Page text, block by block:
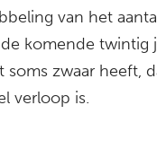
van het
komende twintig
soms zwaar heeft,
verloop is.